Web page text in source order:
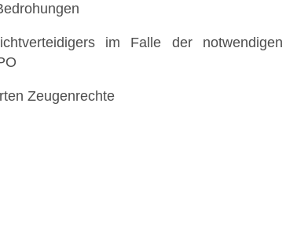
im Falle der notwendigen
Zeugenrechte